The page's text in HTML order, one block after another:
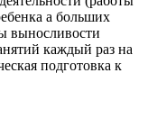
а больших
выносливости
каждый раз на
подготовка к